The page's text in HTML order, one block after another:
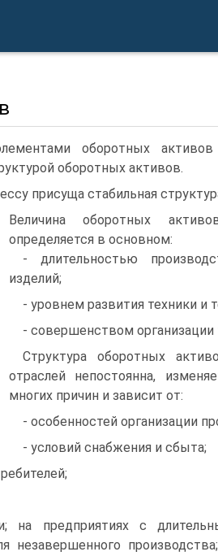
оборотных
оборотных активов.
присуща стабильная
Величина оборотных
определяется в основном:
- длительностью
изделий;
- уровнем развития техники и
- совершенством организации
Структура оборотных
отраслей непостоянна,
многих причин и зависит от:
- особенностей организации
- условий снабжения и сбыта;
на предприятиях с
незавершенного